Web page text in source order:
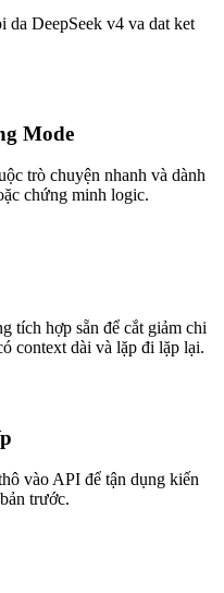
da DeepSeek v4 va dat ket
Mode
trò chuyện nhanh và dành
chứng minh logic.
tích hợp sẵn để cắt giảm chi
context dài và lặp đi lặp lại.
vào API để tận dụng kiến
trước.